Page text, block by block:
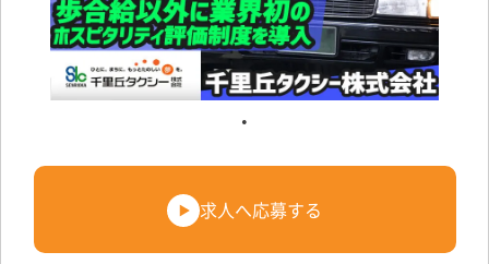
求人へ応募する